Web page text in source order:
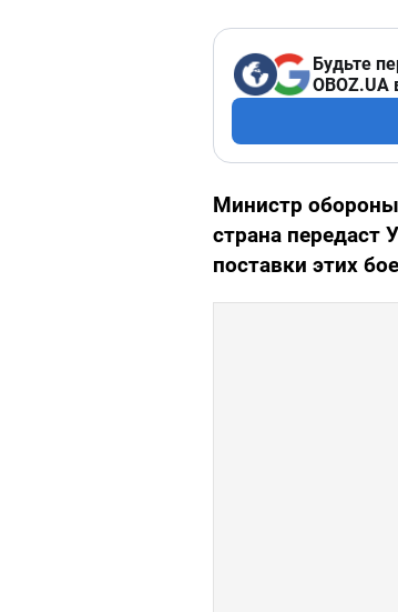
Будьте
OBOZ.UA
Министр
страна передаст
поставки этих